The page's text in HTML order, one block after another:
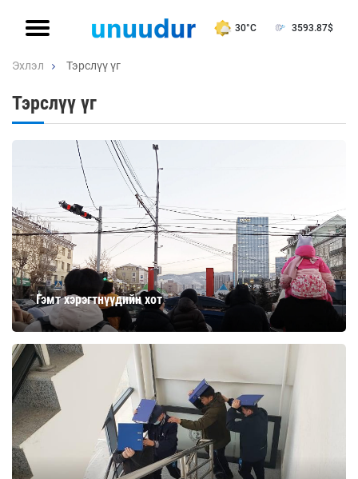
30°C 3593.87$
Эхлэл Тэрслүү үг
Тэрслүү үг
Гэмт хэрэгтнүүдийн хот